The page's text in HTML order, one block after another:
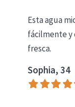
Esta agua
fácilmente y
fresca.
Sophia, 34